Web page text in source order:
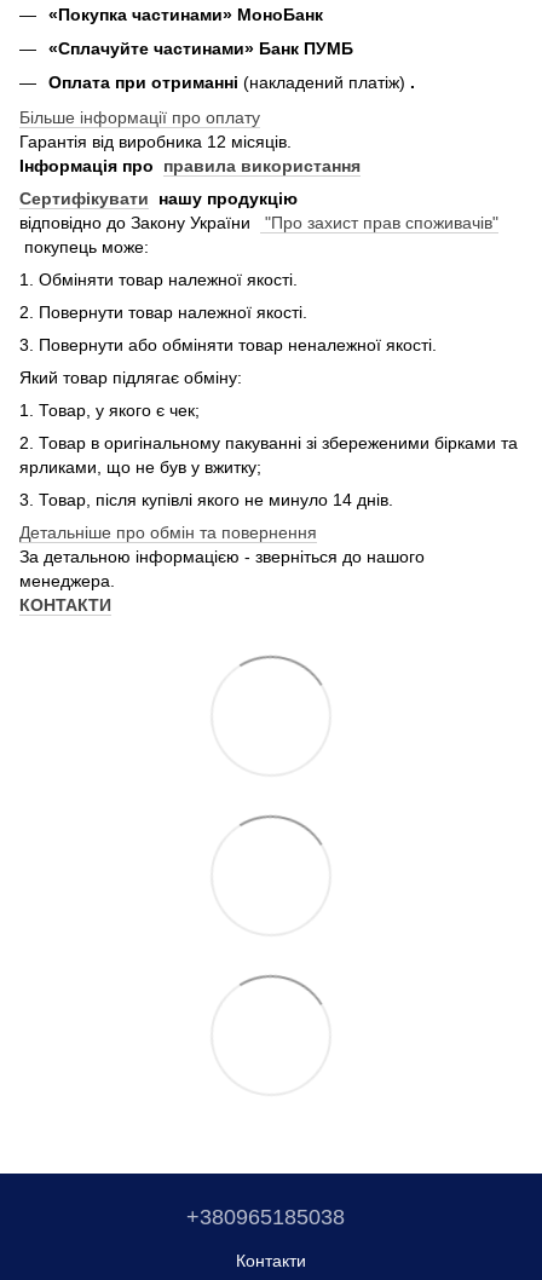
«Покупка частинами» МоноБанк
«Сплачуйте частинами» Банк ПУМБ
Оплата при отриманні (накладений платіж) .
Більше інформації про оплату
Гарантія від виробника 12 місяців.
Інформація про правила використання
Сертифікувати нашу продукцію
відповідно до Закону України
"Про захист прав споживачів"
покупець може:
1. Обміняти товар належної якості.
2. Повернути товар належної якості.
3. Повернути або обміняти товар неналежної якості.
Який товар підлягає обміну:
1. Товар, у якого є чек;
2. Товар в оригінальному пакуванні зі збереженими бірками та
ярликами, що не був у вжитку;
3. Товар, після купівлі якого не минуло 14 днів.
Детальніше про обмін та повернення
За детальною інформацією - зверніться до нашого
менеджера.
КОНТАКТИ
+380965185038
Контакти